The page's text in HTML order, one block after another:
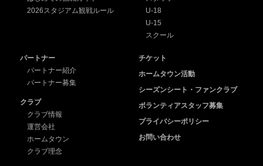
2026スタジアム観戦ルール
U-18
U-15
スクール
パートナー
パートナー紹介
パートナー募集
クラブ
クラブ情報
運営会社
ホームタウン
クラブ理念
チケット
ホームタウン活動
シーズンシート・ファンクラブ
ボランティアスタッフ募集
プライバシーポリシー
お問い合わせ